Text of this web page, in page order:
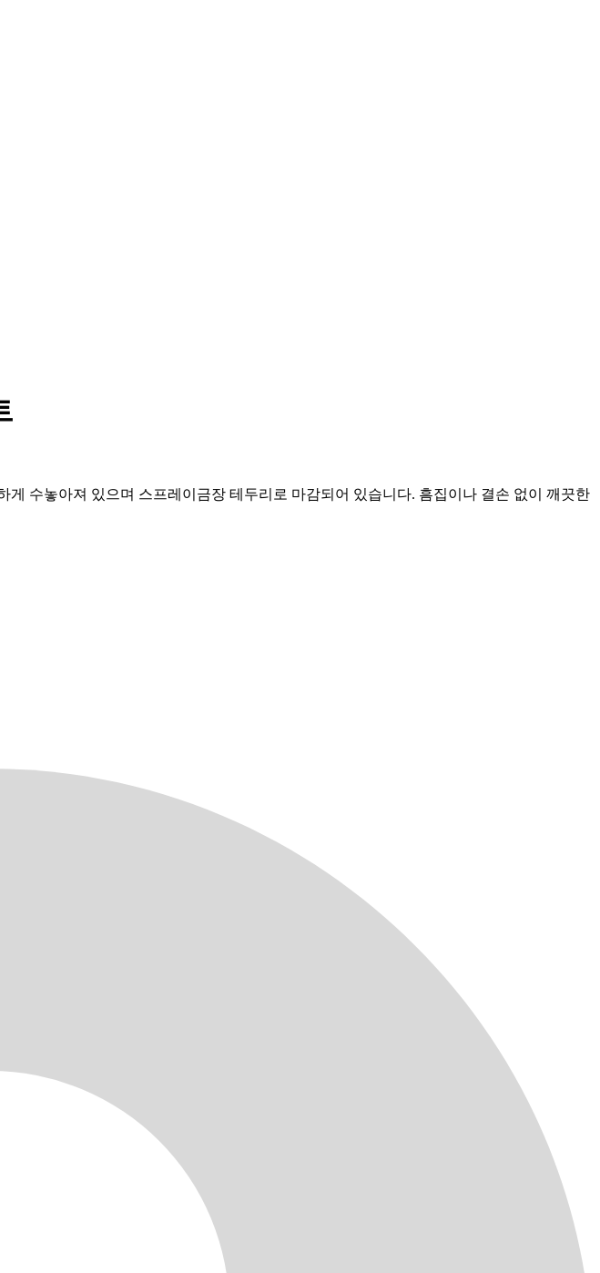
수놓아져 있으며 스프레이금장 테두리로 마감되어 있습니다. 흠집이나 결손 없이 깨끗한